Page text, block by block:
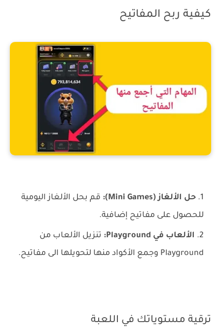
كيفية ربح المفاتيح
حل الألغاز (Mini Games):
قم بحل الألغاز اليومية
للحصول على مفاتيح إضافية.
الألعاب في Playground:
تنزيل الألعاب من
Playground وجمع الأكواد منها لتحويلها الى مفاتيح.
ترقية مستوياتك في اللعبة